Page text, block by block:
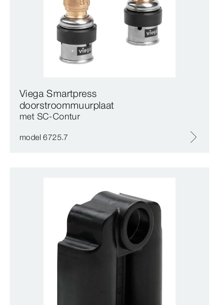
Viega Smartpress
doorstroommuurplaat
met SC‑Contur
model 6725.7